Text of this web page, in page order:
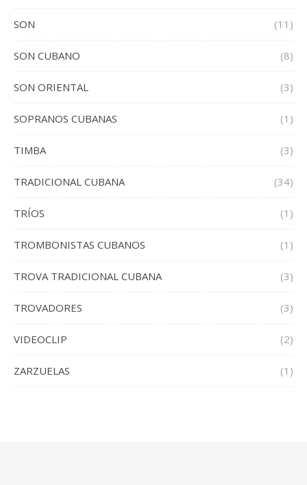
SON (11)
SON CUBANO (8)
SON ORIENTAL (3)
SOPRANOS CUBANAS (1)
TIMBA (3)
TRADICIONAL CUBANA (34)
TRÍOS (1)
TROMBONISTAS CUBANOS (1)
TROVA TRADICIONAL CUBANA (3)
TROVADORES (3)
VIDEOCLIP (2)
ZARZUELAS (1)